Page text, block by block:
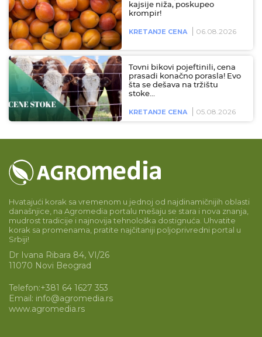
kajsije niža, poskupeo
krompir!
KRETANJE CENA 06.08.2026
Tovni bikovi pojeftinili, cena
prasadi konačno porasla! Evo
šta se dešava na tržištu
stoke…
KRETANJE CENA 05.08.2026
Hvatajući korak sa vremenom u jednoj od najdinamičnijih oblasti
današnjice, na Agromedia portalu mešaju se stara i nova znanja,
mudrost tradicije i najnovija tehnološka dostignuća. Uhvatite
korak sa promenama, pratite najčitaniji poljoprivredni portal u
Srbiji!
Dr Ivana Ribara 84, VI/26
11070 Novi Beograd
Telefon:+381 64 1627 353
Email: info@agromedia.rs
www.agromedia.rs